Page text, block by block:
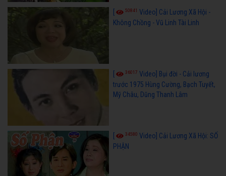
50841
Video] Cải Lương Xã Hội -
Không Chồng - Vũ Linh Tài Linh
36017 Video] Bụi đời - Cải lương
trước 1975 Hùng Cường, Bạch Tuyết,
Mỹ Châu, Dũng Thanh Lâm
34580 Video] Cải Lương Xã Hội: SỐ
PHẬN